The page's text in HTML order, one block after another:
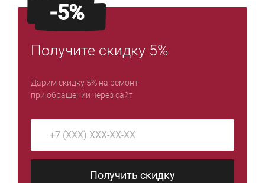
-5%
Получите скидку 5%
Дарим скидку 5% на ремонт
при обращении через сайт
Получить скидку